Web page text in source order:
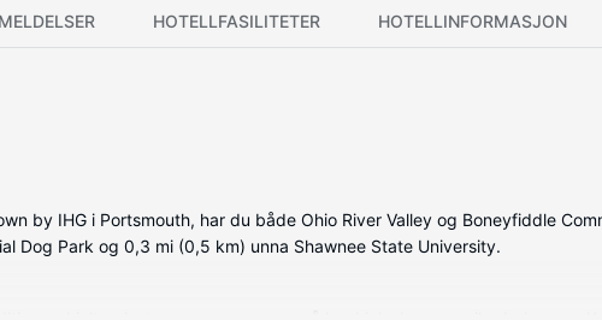
HOTELLFASILITETER HOTELLINFORMASJON
by IHG i Portsmouth, har du både Ohio River Valley og Boneyfiddle
Dog Park og 0,3 mi (0,5 km) unna Shawnee State University.